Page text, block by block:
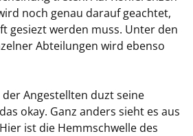
noch genau darauf geachtet,
gesiezt werden muss. Unter den
Abteilungen wird ebenso
Angestellten duzt seine
okay. Ganz anders sieht es aus
ist die Hemmschwelle des